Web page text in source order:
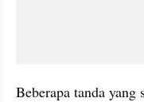
Beberapa tanda